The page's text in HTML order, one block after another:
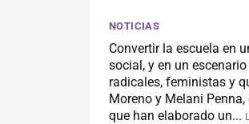
NOTICIAS
Convertir la escuela en
social, y en un
radicales, feministas y
Moreno y Melani
que han elaborado un...